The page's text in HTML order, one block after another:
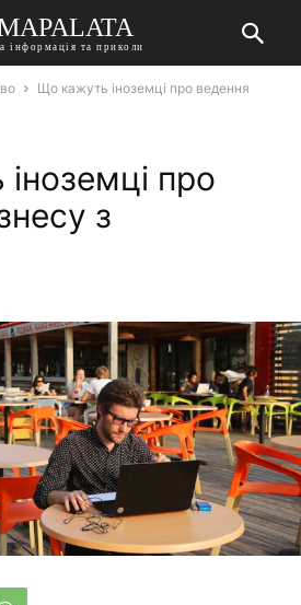
інформація та приколи
Що кажуть іноземці про ведення
про
з